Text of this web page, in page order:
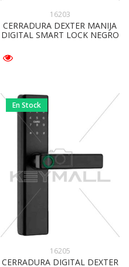
16203
CERRADURA DEXTER MANIJA
DIGITAL SMART LOCK NEGRO
En Stock
16205
CERRADURA DIGITAL DEXTER